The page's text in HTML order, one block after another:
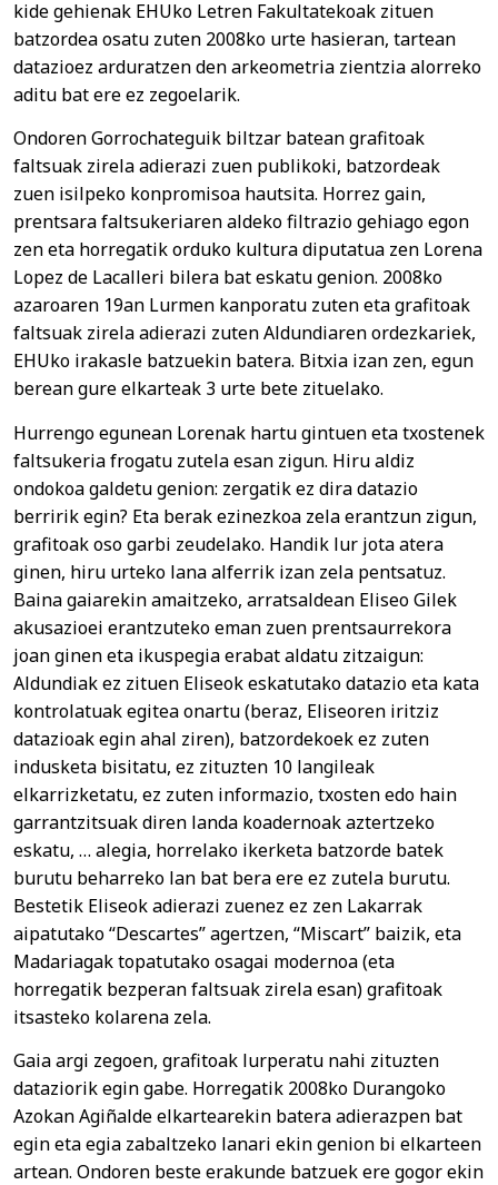
kide gehienak EHUko Letren Fakultatekoak zituen
batzordea osatu zuten 2008ko urte hasieran, tartean
datazioez arduratzen den arkeometria zientzia alorreko
aditu bat ere ez zegoelarik.
Ondoren Gorrochateguik biltzar batean grafitoak
faltsuak zirela adierazi zuen publikoki, batzordeak
zuen isilpeko konpromisoa hautsita. Horrez gain,
prentsara faltsukeriaren aldeko filtrazio gehiago egon
zen eta horregatik orduko kultura diputatua zen Lorena
Lopez de Lacalleri bilera bat eskatu genion. 2008ko
azaroaren 19an Lurmen kanporatu zuten eta grafitoak
faltsuak zirela adierazi zuten Aldundiaren ordezkariek,
EHUko irakasle batzuekin batera. Bitxia izan zen, egun
berean gure elkarteak 3 urte bete zituelako.
Hurrengo egunean Lorenak hartu gintuen eta txostenek
faltsukeria frogatu zutela esan zigun. Hiru aldiz
ondokoa galdetu genion: zergatik ez dira datazio
berririk egin? Eta berak ezinezkoa zela erantzun zigun,
grafitoak oso garbi zeudelako. Handik lur jota atera
ginen, hiru urteko lana alferrik izan zela pentsatuz.
Baina gaiarekin amaitzeko, arratsaldean Eliseo Gilek
akusazioei erantzuteko eman zuen prentsaurrekora
joan ginen eta ikuspegia erabat aldatu zitzaigun:
Aldundiak ez zituen Eliseok eskatutako datazio eta kata
kontrolatuak egitea onartu (beraz, Eliseoren iritziz
datazioak egin ahal ziren), batzordekoek ez zuten
indusketa bisitatu, ez zituzten 10 langileak
elkarrizketatu, ez zuten informazio, txosten edo hain
garrantzitsuak diren landa koadernoak aztertzeko
eskatu, … alegia, horrelako ikerketa batzorde batek
burutu beharreko lan bat bera ere ez zutela burutu.
Bestetik Eliseok adierazi zuenez ez zen Lakarrak
aipatutako “Descartes” agertzen, “Miscart” baizik, eta
Madariagak topatutako osagai modernoa (eta
horregatik bezperan faltsuak zirela esan) grafitoak
itsasteko kolarena zela.
Gaia argi zegoen, grafitoak lurperatu nahi zituzten
dataziorik egin gabe. Horregatik 2008ko Durangoko
Azokan Agiñalde elkartearekin batera adierazpen bat
egin eta egia zabaltzeko lanari ekin genion bi elkarteen
artean. Ondoren beste erakunde batzuek ere gogor ekin